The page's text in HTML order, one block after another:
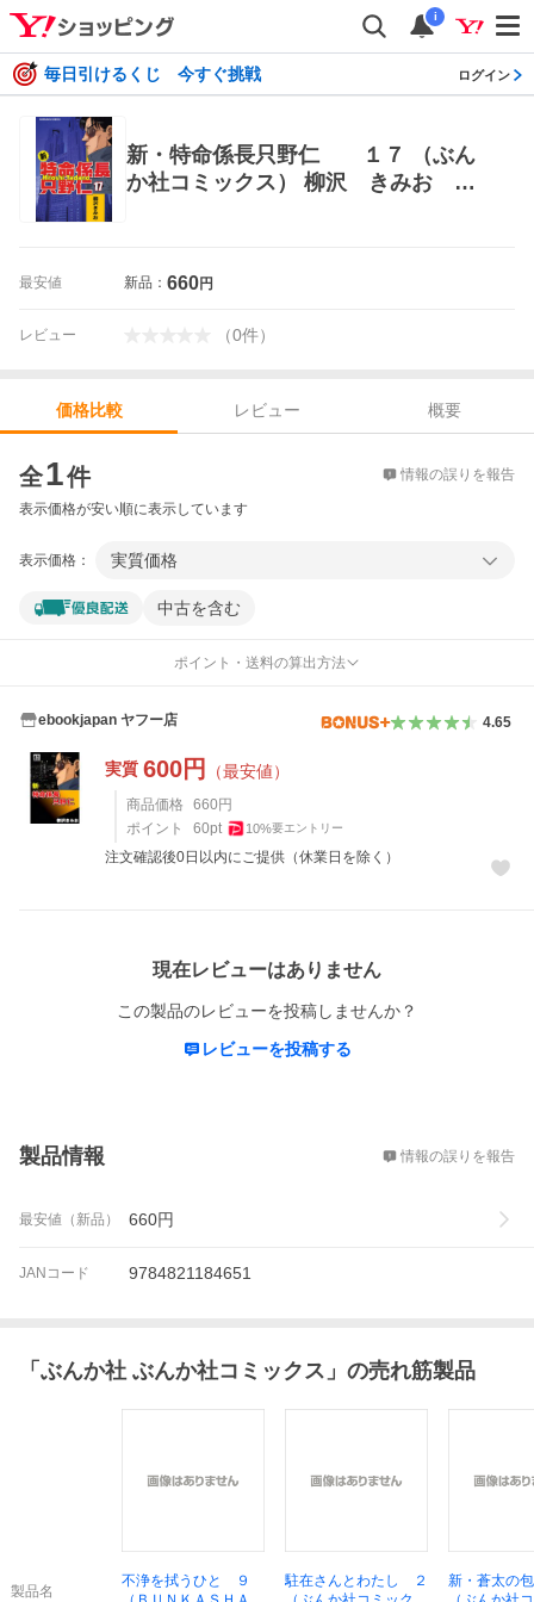
i
毎日引けるくじ 今すぐ挑戦 ログイン
新・特命係長只野仁 １７ （ぶん
か社コミックス） 柳沢 きみお 著
最安値 新品： 660円
レビュー （0件）
価格比較 レビュー
概要
全1件 情報の誤りを報告
表示価格が安い順に表示しています
表示価格： 実質価格
中古を含む
ポイント・送料の算出方法
ebookjapan ヤフー店 4.65
実質 600円 （最安値）
商品価格 660 円
ポイント
60pt 10%要エントリー
注文確認後0日以内にご提供（休業日を除く）
現在レビューはありません
この製品のレビューを投稿しませんか？
レビューを投稿する
製品情報 情報の誤りを報告
最安値（新品） 660円
JANコード 9784821184651
「 ぶんか社 ぶんか社コミックス 」の売れ筋製品
製品名
不浄を拭うひと ９
駐在さんとわたし ２
新・蒼太の